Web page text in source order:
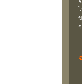
โ